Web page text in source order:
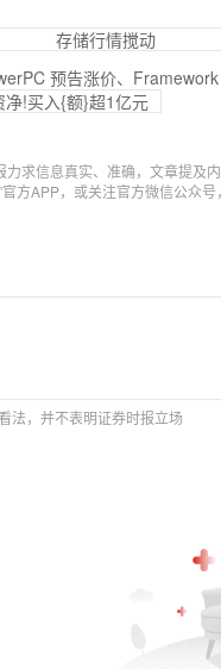
存储行情搅动
预告涨价、
!买入{额}超1亿元
力求信息真实、准确，文章提及
官方APP，或关注官方微信公众
法，并不表明证券时报立场